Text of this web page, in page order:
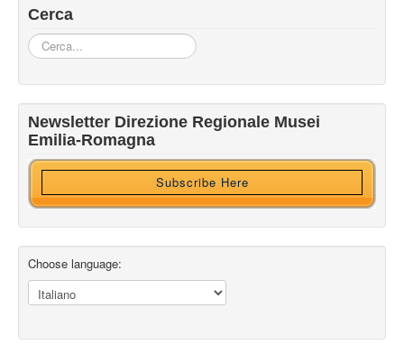
Cerca
Cerca...
Newsletter Direzione Regionale Musei
Emilia-Romagna
Subscribe Here
Iscriviti alla nostra newsletter
Ricevi HTML?
Choose language: